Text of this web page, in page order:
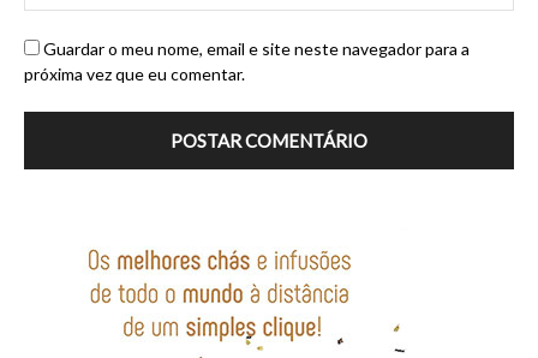
Guardar o meu nome, email e site neste navegador para a
próxima vez que eu comentar.